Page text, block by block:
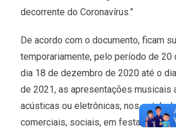
decorrente do Coronavírus.”
De acordo com o documento, ficam
temporariamente, pelo período de 20
dia 18 de dezembro de 2020 até o
de 2021, as apresentações musicais
acústicas ou eletrônicas, nos
comerciais, sociais, em festas,